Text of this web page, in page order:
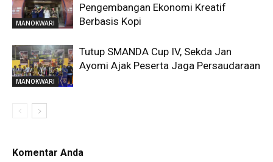
MANOKWARI
Pengembangan Ekonomi Kreatif
Berbasis Kopi
MANOKWARI
Tutup SMANDA Cup IV, Sekda Jan
Ayomi Ajak Peserta Jaga Persaudaraan
Komentar Anda